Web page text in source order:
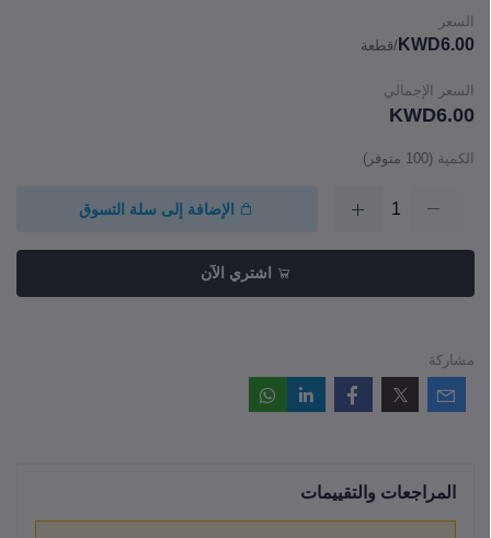
السعر
KWD6.00 /قطعة
السعر الإجمالي
KWD6.00
الكمية (
100 متوفر)
الإضافة إلى سلة التسوق
اشتري الآن
مشاركة
المراجعات والتقييمات